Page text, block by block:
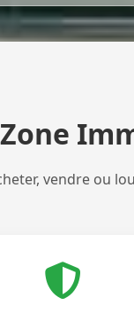
Zone
vendre ou